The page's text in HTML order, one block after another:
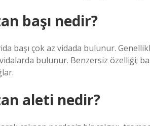
başı nedir?
başı çok az vidada bulunur.
bulunur. Benzersiz özelliği;
aleti nedir?